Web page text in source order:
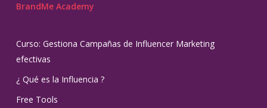
BrandMe Academy
Curso: Gestiona Campañas de Influencer Marketing
efectivas
¿ Qué es la Influencia ?
Free Tools